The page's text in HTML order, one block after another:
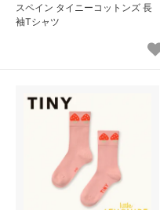
スペイン タイニーコットンズ 長
袖Tシャツ